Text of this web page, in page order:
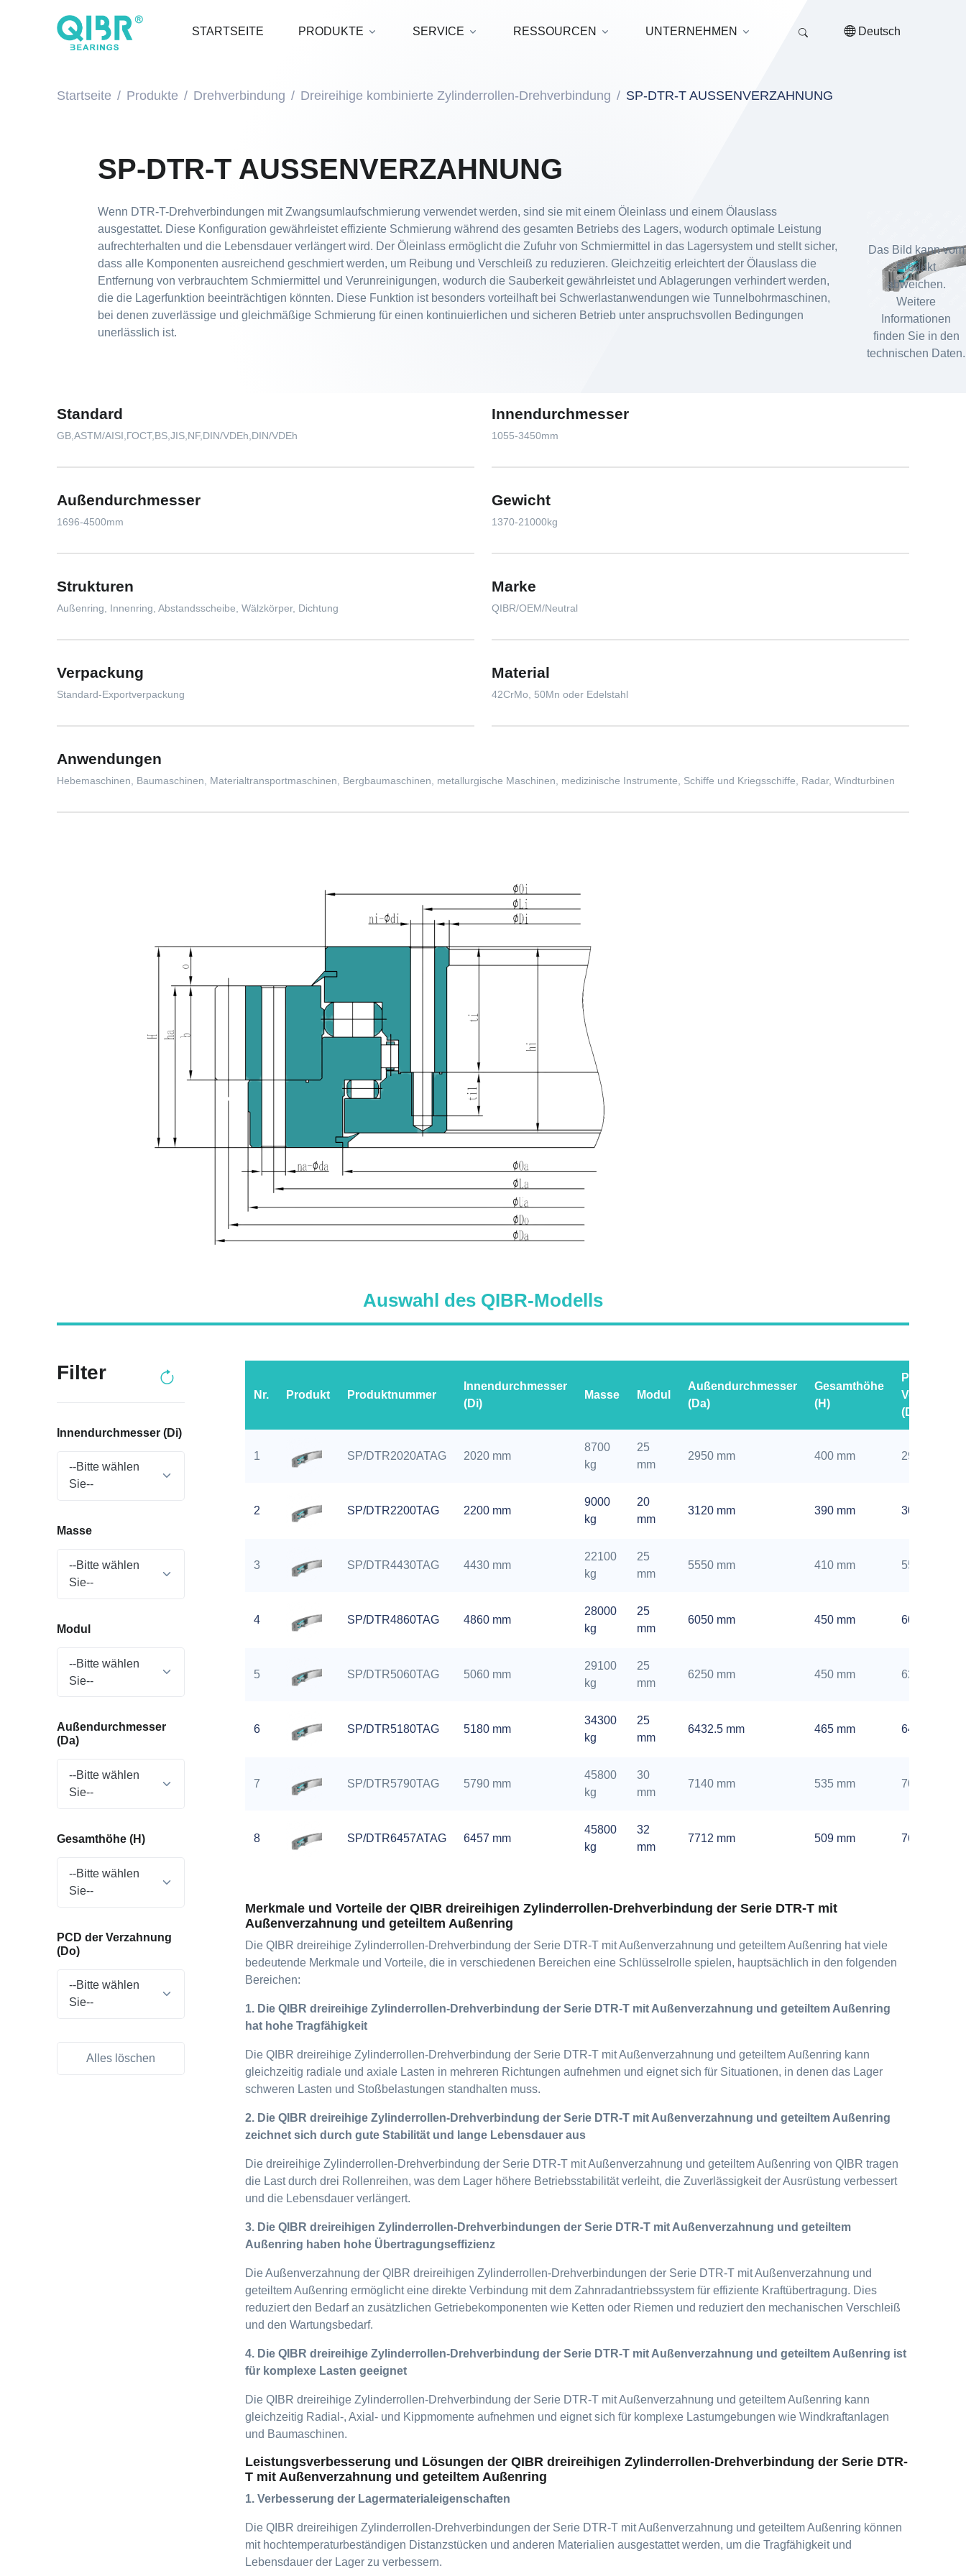
STARTSEITE PRODUKTE SERVICE RESSOURCEN UNTERNEHMEN Deutsch
Startseite Produkte Drehverbindung Dreireihige kombinierte Zylinderrollen-Drehverbindung SP-DTR-T AUSSENVERZAHNUNG
Das Bild kann vom
Produkt
abweichen.
Weitere
Informationen
finden Sie in den
technischen Daten.
SP-DTR-T AUSSENVERZAHNUNG
Wenn DTR-T-Drehverbindungen mit Zwangsumlaufschmierung verwendet werden, sind sie mit einem Öleinlass und einem Ölauslass
ausgestattet. Diese Konfiguration gewährleistet effiziente Schmierung während des gesamten Betriebs des Lagers, wodurch optimale Leistung
aufrechterhalten und die Lebensdauer verlängert wird. Der Öleinlass ermöglicht die Zufuhr von Schmiermittel in das Lagersystem und stellt sicher,
dass alle Komponenten ausreichend geschmiert werden, um Reibung und Verschleiß zu reduzieren. Gleichzeitig erleichtert der Ölauslass die
Entfernung von verbrauchtem Schmiermittel und Verunreinigungen, wodurch die Sauberkeit gewährleistet und Ablagerungen verhindert werden,
die die Lagerfunktion beeinträchtigen könnten. Diese Funktion ist besonders vorteilhaft bei Schwerlastanwendungen wie Tunnelbohrmaschinen,
bei denen zuverlässige und gleichmäßige Schmierung für einen kontinuierlichen und sicheren Betrieb unter anspruchsvollen Bedingungen
unerlässlich ist.
Standard
GB,ASTM/AISI,ГОСТ,BS,JIS,NF,DIN/VDEh,DIN/VDEh
Innendurchmesser
1055-3450mm
Außendurchmesser
1696-4500mm
Gewicht
1370-21000kg
Strukturen
Außenring, Innenring, Abstandsscheibe, Wälzkörper, Dichtung
Marke
QIBR/OEM/Neutral
Verpackung
Standard-Exportverpackung
Material
42CrMo, 50Mn oder Edelstahl
Anwendungen
Hebemaschinen, Baumaschinen, Materialtransportmaschinen, Bergbaumaschinen, metallurgische Maschinen, medizinische Instrumente, Schiffe und Kriegsschiffe, Radar, Windturbinen
Auswahl des QIBR-Modells
Filter
Innendurchmesser (Di)
--Bitte wählen
Sie--
Masse
--Bitte wählen
Sie--
Modul
--Bitte wählen
Sie--
Außendurchmesser
(Da)
--Bitte wählen
Sie--
Gesamthöhe (H)
--Bitte wählen
Sie--
PCD der Verzahnung
(Do)
--Bitte wählen
Sie--
Alles löschen
Nr. Produkt Produktnummer
Innendurchmesser
(Di)
Masse Modul
Außendurchmesser
(Da)
Gesamthöhe
(H)
PCD der
(Do)
1 SP/DTR2020ATAG 2020 mm
8700
kg
25
mm
2950 mm 400 mm 2900 mm
2 SP/DTR2200TAG 2200 mm
9000
kg
20
mm
3120 mm 390 mm 3080 mm
3 SP/DTR4430TAG 4430 mm
22100
kg
25
mm
5550 mm 410 mm 5500 mm
4 SP/DTR4860TAG 4860 mm
28000
kg
25
mm
6050 mm 450 mm 6000 mm
5 SP/DTR5060TAG 5060 mm
29100
kg
25
mm
6250 mm 450 mm 6200 mm
6 SP/DTR5180TAG 5180 mm
34300
kg
25
mm
6432.5 mm 465 mm 6400 mm
7 SP/DTR5790TAG 5790 mm
45800
kg
30
mm
7140 mm 535 mm 7080 mm
8 SP/DTR6457ATAG 6457 mm
45800
kg
32
mm
7712 mm 509 mm 7680 mm
Merkmale und Vorteile der QIBR dreireihigen Zylinderrollen-Drehverbindung der Serie DTR-T mit
Außenverzahnung und geteiltem Außenring
Die QIBR dreireihige Zylinderrollen-Drehverbindung der Serie DTR-T mit Außenverzahnung und geteiltem Außenring hat viele
bedeutende Merkmale und Vorteile, die in verschiedenen Bereichen eine Schlüsselrolle spielen, hauptsächlich in den folgenden
Bereichen:
1. Die QIBR dreireihige Zylinderrollen-Drehverbindung der Serie DTR-T mit Außenverzahnung und geteiltem Außenring
hat hohe Tragfähigkeit
Die QIBR dreireihige Zylinderrollen-Drehverbindung der Serie DTR-T mit Außenverzahnung und geteiltem Außenring kann
gleichzeitig radiale und axiale Lasten in mehreren Richtungen aufnehmen und eignet sich für Situationen, in denen das Lager
schweren Lasten und Stoßbelastungen standhalten muss.
2. Die QIBR dreireihige Zylinderrollen-Drehverbindung der Serie DTR-T mit Außenverzahnung und geteiltem Außenring
zeichnet sich durch gute Stabilität und lange Lebensdauer aus
Die dreireihige Zylinderrollen-Drehverbindung der Serie DTR-T mit Außenverzahnung und geteiltem Außenring von QIBR tragen
die Last durch drei Rollenreihen, was dem Lager höhere Betriebsstabilität verleiht, die Zuverlässigkeit der Ausrüstung verbessert
und die Lebensdauer verlängert.
3. Die QIBR dreireihigen Zylinderrollen-Drehverbindungen der Serie DTR-T mit Außenverzahnung und geteiltem
Außenring haben hohe Übertragungseffizienz
Die Außenverzahnung der QIBR dreireihigen Zylinderrollen-Drehverbindungen der Serie DTR-T mit Außenverzahnung und
geteiltem Außenring ermöglicht eine direkte Verbindung mit dem Zahnradantriebssystem für effiziente Kraftübertragung. Dies
reduziert den Bedarf an zusätzlichen Getriebekomponenten wie Ketten oder Riemen und reduziert den mechanischen Verschleiß
und den Wartungsbedarf.
4. Die QIBR dreireihige Zylinderrollen-Drehverbindung der Serie DTR-T mit Außenverzahnung und geteiltem Außenring ist
für komplexe Lasten geeignet
Die QIBR dreireihige Zylinderrollen-Drehverbindung der Serie DTR-T mit Außenverzahnung und geteiltem Außenring kann
gleichzeitig Radial-, Axial- und Kippmomente aufnehmen und eignet sich für komplexe Lastumgebungen wie Windkraftanlagen
und Baumaschinen.
Leistungsverbesserung und Lösungen der QIBR dreireihigen Zylinderrollen-Drehverbindung der Serie DTR-
T mit Außenverzahnung und geteiltem Außenring
1. Verbesserung der Lagermaterialeigenschaften
Die QIBR dreireihigen Zylinderrollen-Drehverbindungen der Serie DTR-T mit Außenverzahnung und geteiltem Außenring können
mit hochtemperaturbeständigen Distanzstücken und anderen Materialien ausgestattet werden, um die Tragfähigkeit und
Lebensdauer der Lager zu verbessern.